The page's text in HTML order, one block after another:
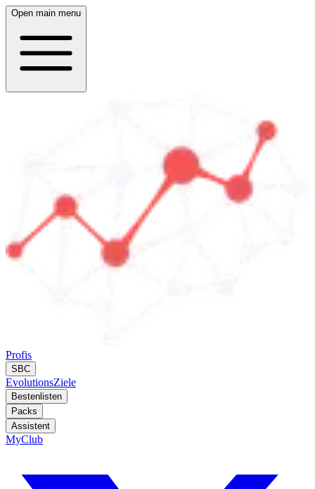
Open main menu
Profis
SBC
EvolutionsZiele
Bestenlisten
Packs
Assistent
MyClub